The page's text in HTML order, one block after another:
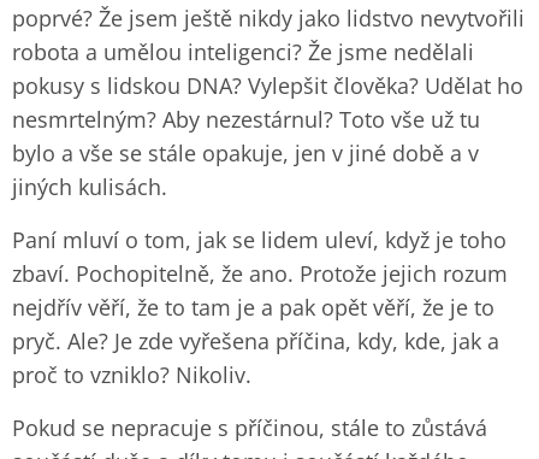
poprvé? Že jsem ještě nikdy jako lidstvo nevytvořili
robota a umělou inteligenci? Že jsme nedělali
pokusy s lidskou DNA? Vylepšit člověka? Udělat ho
nesmrtelným? Aby nezestárnul? Toto vše už tu
bylo a vše se stále opakuje, jen v jiné době a v
jiných kulisách.
Paní mluví o tom, jak se lidem uleví, když je toho
zbaví. Pochopitelně, že ano. Protože jejich rozum
nejdřív věří, že to tam je a pak opět věří, že je to
pryč. Ale? Je zde vyřešena příčina, kdy, kde, jak a
proč to vzniklo? Nikoliv.
Pokud se nepracuje s příčinou, stále to zůstává